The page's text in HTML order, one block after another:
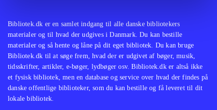
Bibliotek.dk er en samlet indgang til alle danske bibliotekers
materialer og til hvad der udgives i Danmark. Du kan bestille
materialer og så hente og låne på dit eget bibliotek. Du kan bruge
Bibliotek.dk til at søge frem, hvad der er udgivet af bøger, musik,
tidsskrifter, artikler, e-bøger, lydbøger osv. Bibliotek.dk er altså ikke
et fysisk bibliotek, men en database og service over hvad der findes på
danske offentlige biblioteker, som du kan bestille og få leveret til dit
lokale bibliotek.